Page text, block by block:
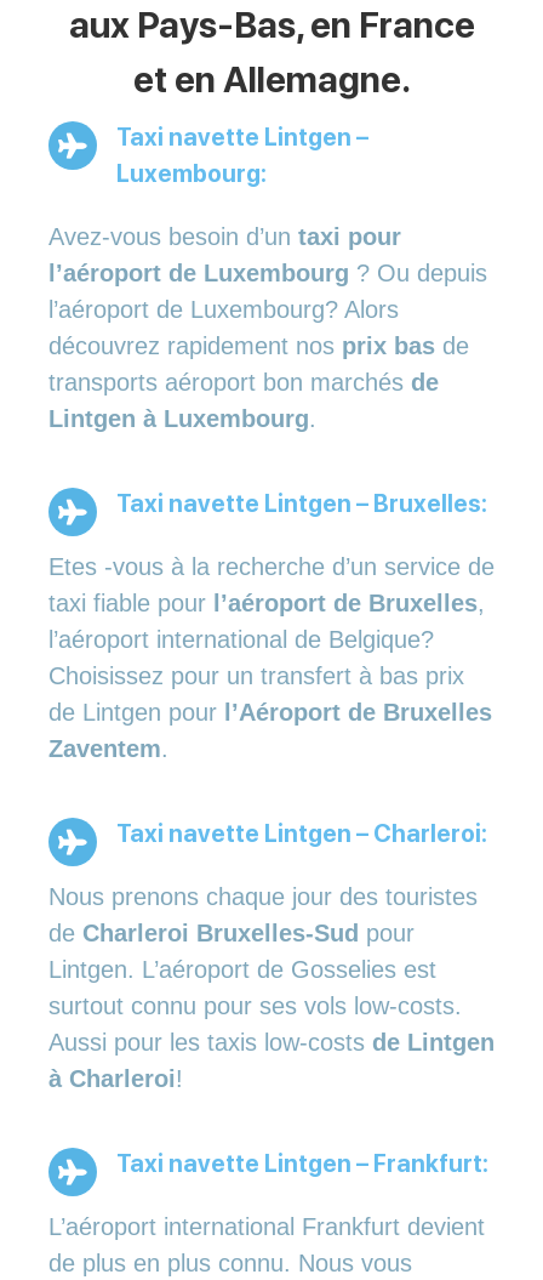
aux Pays-Bas, en France
et en Allemagne.
Taxi navette Lintgen –
Luxembourg:
Avez-vous besoin d’un taxi pour
l’aéroport de Luxembourg ? Ou depuis
l’aéroport de Luxembourg? Alors
découvrez rapidement nos prix bas de
transports aéroport bon marchés de
Lintgen à Luxembourg.
Taxi navette Lintgen – Bruxelles:
Etes -vous à la recherche d’un service de
taxi fiable pour l’aéroport de Bruxelles,
l’aéroport international de Belgique?
Choisissez pour un transfert à bas prix
de Lintgen pour l’Aéroport de Bruxelles
Zaventem.
Taxi navette Lintgen – Charleroi:
Nous prenons chaque jour des touristes
de Charleroi Bruxelles-Sud pour
Lintgen. L’aéroport de Gosselies est
surtout connu pour ses vols low-costs.
Aussi pour les taxis low-costs de Lintgen
à Charleroi!
Taxi navette Lintgen – Frankfurt:
L’aéroport international Frankfurt devient
de plus en plus connu. Nous vous